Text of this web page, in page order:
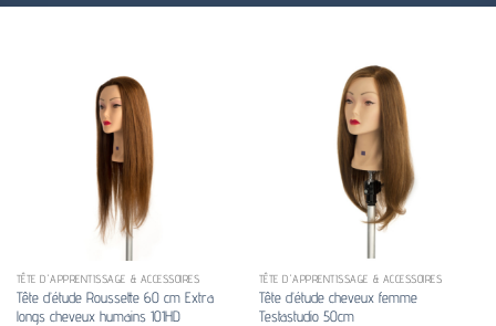
TÊTE D'APPRENTISSAGE & ACCESSOIRES
Tête d’étude Roussette 60 cm Extra
longs cheveux humains 101HD
TÊTE D'APPRENTISSAGE & ACCESSOIRES
Tête d’étude cheveux femme
Testastudio 50cm